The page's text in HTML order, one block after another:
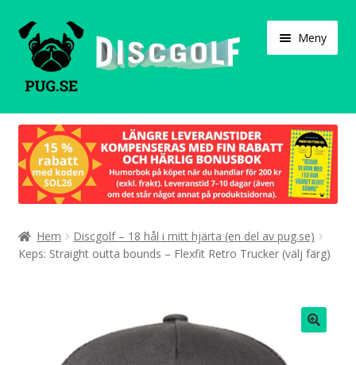
Hoppa
till
navigering
Hoppa
till
innehåll
Meny
Varukorg
Våra produkter
Designa själv!
Böcker
Hem
Discgolf – 18 hål i mitt hjärta (en del av pug.se)
Keps: Straight outta bounds – Flexfit Retro Trucker (välj färg)